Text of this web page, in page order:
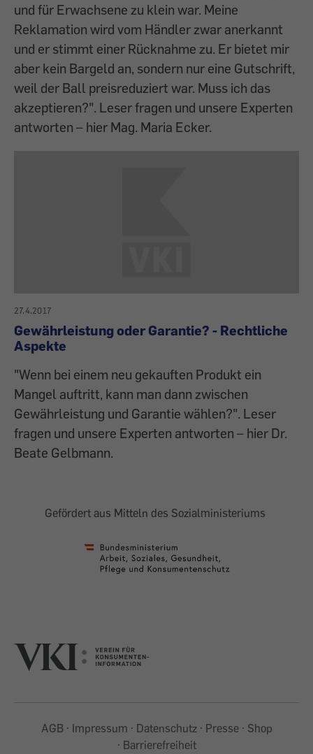
und für Erwachsene zu klein war. Meine
Reklamation wird vom Händler zwar anerkannt
und er stimmt einer Rücknahme zu. Er bietet mir
aber kein Bargeld an, sondern nur eine Gutschrift,
weil der Ball preisreduziert war. Muss ich das
akzeptieren?". Leser fragen und unsere Experten
antworten – hier Mag. Maria Ecker.
27.4.2017
Gewährleistung oder Garantie? - Rechtliche
Aspekte
"Wenn bei einem neu gekauften Produkt ein
Mangel auftritt, kann man dann zwischen
Gewährleistung und Garantie wählen?". Leser
fragen und unsere Experten antworten – hier Dr.
Beate Gelbmann.
Gefördert aus Mitteln des Sozialministeriums
AGB Impressum Datenschutz Presse
Shop
Barrierefreiheit